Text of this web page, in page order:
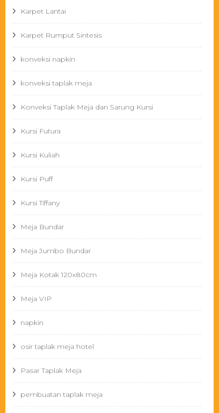
Karpet Lantai
Karpet Rumput Sintesis
konveksi napkin
konveksi taplak meja
Konveksi Taplak Meja dan Sarung Kursi
Kursi Futura
Kursi Kuliah
Kursi Puff
Kursi Tiffany
Meja Bundar
Meja Jumbo Bundar
Meja Kotak 120x80cm
Meja VIP
napkin
osir taplak meja hotel
Pasar Taplak Meja
pembuatan taplak meja